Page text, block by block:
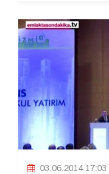
03.06.2014 17:03